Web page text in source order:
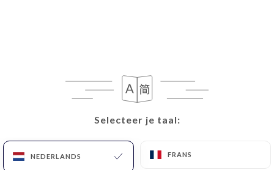
Selecteer je taal:
NEDERLANDS FRANS
Selecteer je taal:
NEDERLANDS FRANS